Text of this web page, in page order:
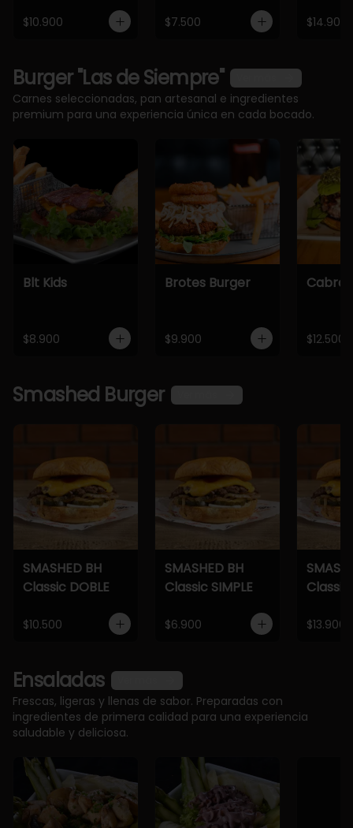
$10.900 $7.500 $14.900
Burger "Las de Siempre"
Carnes seleccionadas, pan artesanal e ingredientes
premium para una experiencia única en cada bocado.
Blt Kids
$8.900
Brotes Burger
$9.900
Cabra
$12.500
Smashed Burger
SMASHED BH
Classic DOBLE
$10.500
SMASHED BH
Classic SIMPLE
$6.900
Classic
$13.900
Ensaladas
Frescas, ligeras y llenas de sabor. Preparadas con
ingredientes de primera calidad para una experiencia
saludable y deliciosa.